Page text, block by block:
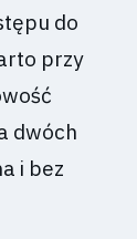
do
przy
dwóch
i bez